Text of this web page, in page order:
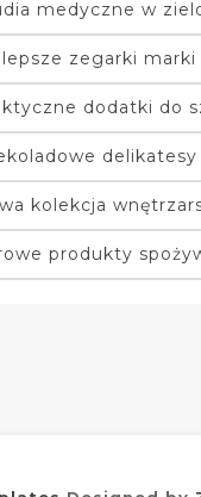
medyczne w
zegarki marki
dodatki do
delikatesy
kolekcja
produkty